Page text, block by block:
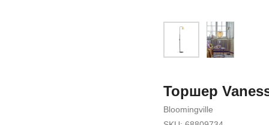
Торшер
Bloomingville